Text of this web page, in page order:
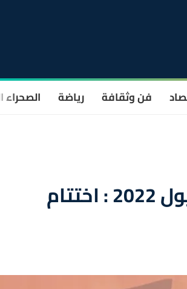
فن وثقافة رياضة الصحراء
الجائزة الكبرى لإفريقيا لسباقات الخيول 2022 : اختتام